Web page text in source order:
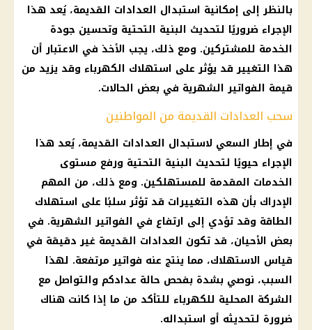
بالنظر إلى إمكانية استبدال العدادات القديمة، يُعد هذا
الإجراء ضروريًا لتحديث البنية التحتية وتحسين جودة
الخدمة للمشتركين. ومع ذلك، يجب الأخذ في الاعتبار أن
هذا التغيير قد يؤثر على استهلاك الكهرباء وقد يزيد من
قيمة الفواتير الشهرية في بعض الحالات.
سحب العدادات القديمة من المواطنين
في إطار السعي لاستبدال العدادات القديمة، يُعد هذا
الإجراء حيويًا لتحديث البنية التحتية ورفع مستوى
الخدمات المقدمة للمستهلكين. ومع ذلك، من المهم
الإدراك بأن هذه التغييرات قد تؤثر سلبًا على استهلاك
الطاقة وقد تؤدي إلى ارتفاع في الفواتير الشهرية. في
بعض الأحيان، قد تكون العدادات القديمة غير دقيقة في
قياس الاستهلاك، مما ينتج عنه فواتيرمرتفعة. لهذا
السبب، نوصي بشدة بفحص حالة عدادكم والتواصل مع
الشركة المحلية للكهرباء للتأكد من ما إذا كانت هناك
ضرورة لتحديثه أو استبداله.